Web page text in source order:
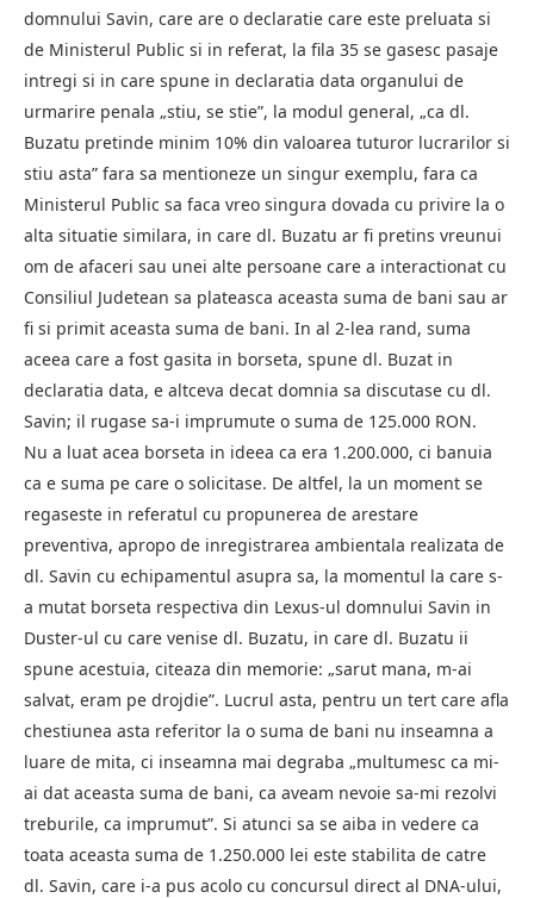
domnului Savin, care are o declaratie care este preluata si
de Ministerul Public si in referat, la fila 35 se gasesc pasaje
intregi si in care spune in declaratia data organului de
urmarire penala „stiu, se stie”, la modul general, „ca dl.
Buzatu pretinde minim 10% din valoarea tuturor lucrarilor si
stiu asta” fara sa mentioneze un singur exemplu, fara ca
Ministerul Public sa faca vreo singura dovada cu privire la o
alta situatie similara, in care dl. Buzatu ar fi pretins vreunui
om de afaceri sau unei alte persoane care a interactionat cu
Consiliul Judetean sa plateasca aceasta suma de bani sau ar
fi si primit aceasta suma de bani. In al 2-lea rand, suma
aceea care a fost gasita in borseta, spune dl. Buzat in
declaratia data, e altceva decat domnia sa discutase cu dl.
Savin; il rugase sa-i imprumute o suma de 125.000 RON.
Nu a luat acea borseta in ideea ca era 1.200.000, ci banuia
ca e suma pe care o solicitase. De altfel, la un moment se
regaseste in referatul cu propunerea de arestare
preventiva, apropo de inregistrarea ambientala realizata de
dl. Savin cu echipamentul asupra sa, la momentul la care s-
a mutat borseta respectiva din Lexus-ul domnului Savin in
Duster-ul cu care venise dl. Buzatu, in care dl. Buzatu ii
spune acestuia, citeaza din memorie: „sarut mana, m-ai
salvat, eram pe drojdie”. Lucrul asta, pentru un tert care afla
chestiunea asta referitor la o suma de bani nu inseamna a
luare de mita, ci inseamna mai degraba „multumesc ca mi-
ai dat aceasta suma de bani, ca aveam nevoie sa-mi rezolvi
treburile, ca imprumut”. Si atunci sa se aiba in vedere ca
toata aceasta suma de 1.250.000 lei este stabilita de catre
dl. Savin, care i-a pus acolo cu concursul direct al DNA-ului,